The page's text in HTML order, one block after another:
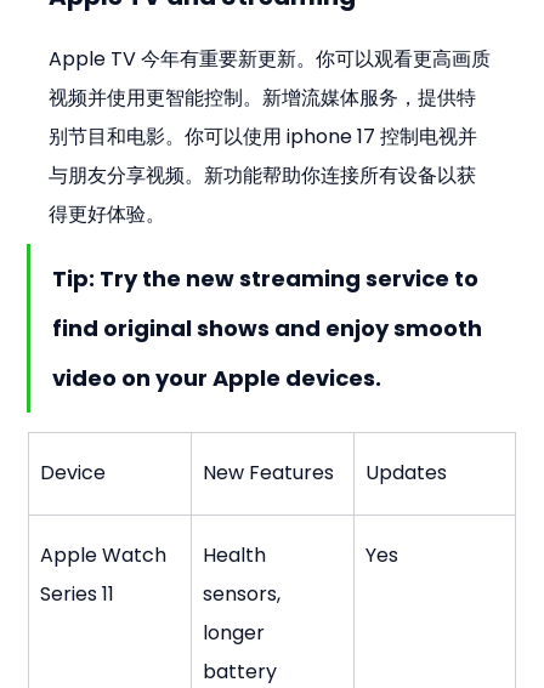
Apple TV 今年有重要新更新。你可以观看更高画质
视频并使用更智能控制。新增流媒体服务，提供特
别节目和电影。你可以使用 iphone 17 控制电视并
与朋友分享视频。新功能帮助你连接所有设备以获
得更好体验。
Tip: Try the new streaming service to
find original shows and enjoy smooth
video on your Apple devices.
Device New Features Updates
Apple Watch
Series 11
Health
sensors,
longer
battery
Yes